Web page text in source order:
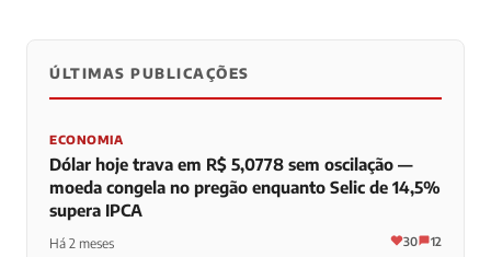
0 0 0
ÚLTIMAS PUBLICAÇÕES
ECONOMIA
Dólar hoje trava em R$ 5,0778 sem oscilação —
moeda congela no pregão enquanto Selic de 14,5%
supera IPCA
Há 2 meses 30 12